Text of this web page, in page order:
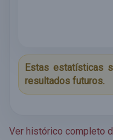
Estas estatísticas
resultados futuros.
Ver histórico completo